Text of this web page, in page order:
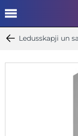
Ledusskapji un